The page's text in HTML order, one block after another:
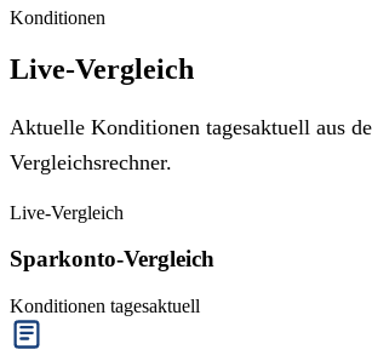
Konditionen
Live-Vergleich
Aktuelle Konditionen tagesaktuell aus
Vergleichsrechner.
Live-Vergleich
Sparkonto-Vergleich
Konditionen tagesaktuell